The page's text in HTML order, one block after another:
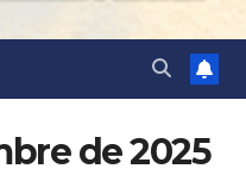
de 2025